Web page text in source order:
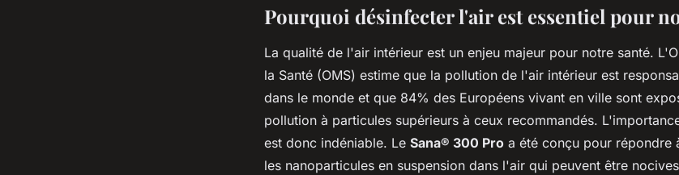
Pourquoi désinfecter l'air est essentiel pour
La qualité de l'air intérieur est un enjeu majeur pour notre santé.
la Santé (OMS) estime que la pollution de l'air intérieur est
dans le monde et que 84% des Européens vivant en ville sont
pollution à particules supérieurs à ceux recommandés.
est donc indéniable. Le Sana® 300 Pro a été conçu pour répondre
les nanoparticules en suspension dans l'air qui peuvent être